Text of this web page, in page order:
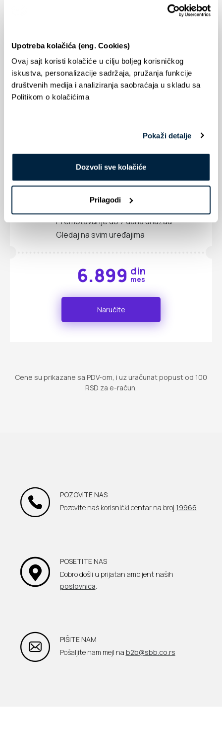
Upotreba kolačića (eng. Cookies)
Ovaj sajt koristi kolačiće u cilju boljeg korisničkog
iskustva, personalizacije sadržaja, pružanja funkcije
društvenih medija i analiziranja saobraćaja u skladu sa
Politikom o kolačićima
Pokaži detalje
Dozvoli sve kolačiće
Prilagodi
Biznis Net TV Premium
Optički internet
aktivaciju po ceni od 1 RSD
Digitalna televizija
Najgledaniji informativni, zabavni i
sportski kanali
Premotavanje do 7 dana unazad
Gledaj na svim uređajima
6.899 din
mes
Naručite
Cene su prikazane sa PDV-om, i uz uračunat popust od 100
RSD za e-račun.
POZOVITE NAS
Pozovite naš korisnički centar na broj 19966
POSETITE NAS
Dobro došli u prijatan ambijent naših
poslovnica.
PIŠITE NAM
Pošaljite nam mejl na b2b@sbb.co.rs